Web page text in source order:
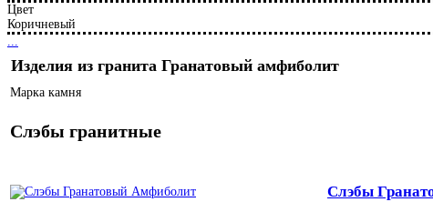
Цвет
Коричневый
...
Изделия из гранита Гранатовый амфиболит
Марка камня
Слэбы гранитные
Слэбы